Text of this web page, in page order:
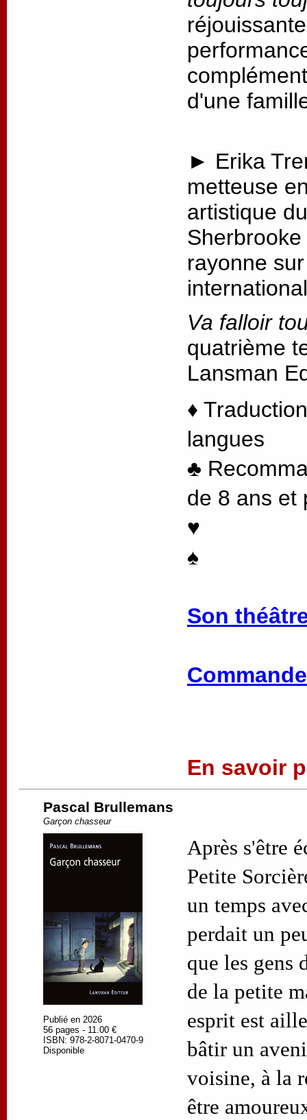
d'une
► Erika
metteuse
artistique
rayonne
Va falloir
quatrième
Lansman
♦
langues
♣
de 8 ans et
♥
♠
Son
En savoir
Pascal Brullemans
Garçon chasseur
Publié en 2026
56 pages - 11.00 €
ISBN: 978-2-8071-0470-9
Disponible
Après s'être
Petite
un temps
perdait un
que les gens
de la petite
esprit est
bâtir un
voisine, à la
être